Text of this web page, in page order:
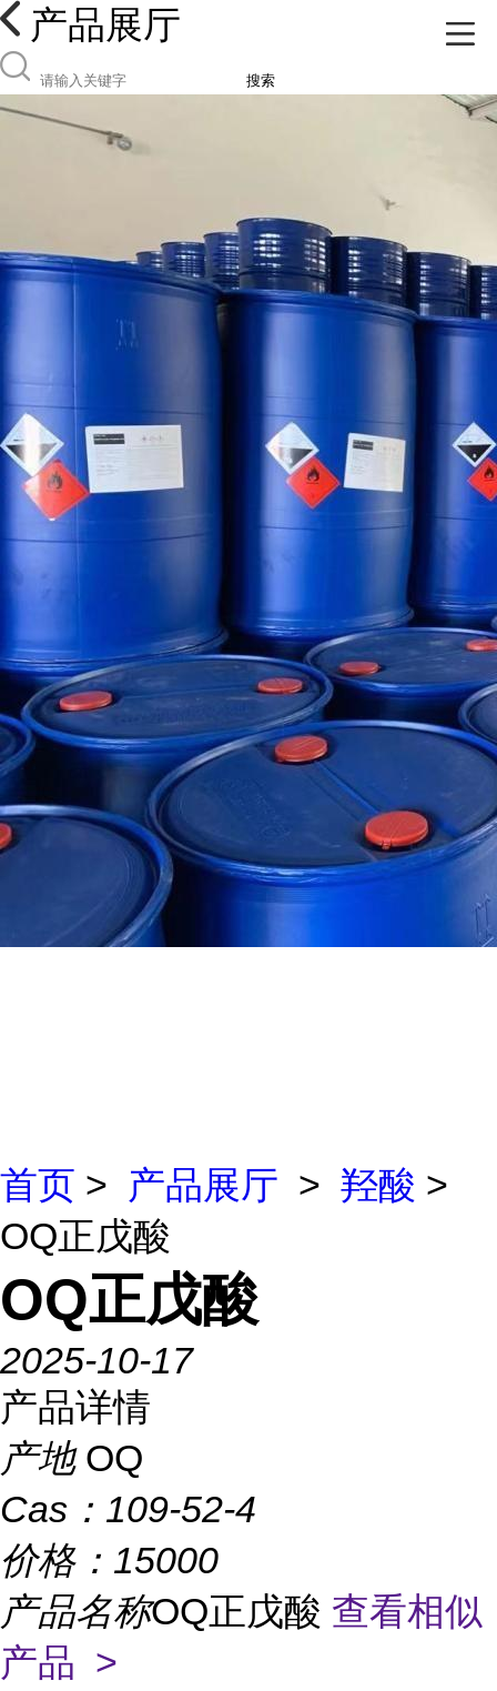
产品展厅
搜索
首页 > 产品展厅 > 羟酸 >
OQ正戊酸
OQ正戊酸
2025-10-17
产品详情
产地 OQ
Cas： 109-52-4
价格： 15000
产品名称OQ正戊酸 查看相似
产品 >